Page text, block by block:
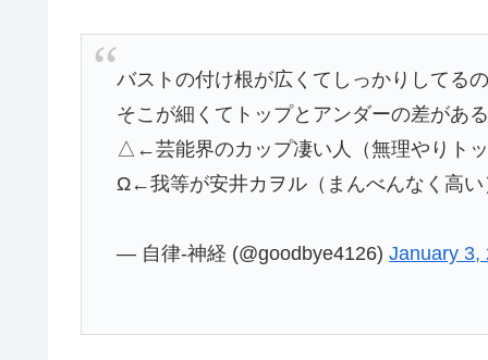
バストの付け根が広くてしっかりしてる
そこが細くてトップとアンダーの差があ
△←芸能界のカップ凄い人（無理やりト
Ω←我等が安井カヲル（まんべんなく高い
— 自律-神経 (@goodbye4126)January 3,